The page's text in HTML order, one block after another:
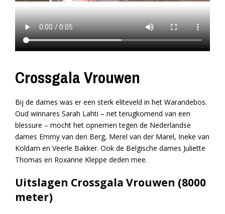
Crossgala Vrouwen
Bij de dames was er een sterk eliteveld in het Warandebos.
Oud winnares Sarah Lahti – net terugkomend van een
blessure – mocht het opnemen tegen de Nederlandse
dames Emmy van den Berg, Merel van der Marel, Ineke van
Koldam en Veerle Bakker. Ook de Belgische dames Juliette
Thomas en Roxanne Kleppe deden mee.
Uitslagen Crossgala Vrouwen (8000
meter)